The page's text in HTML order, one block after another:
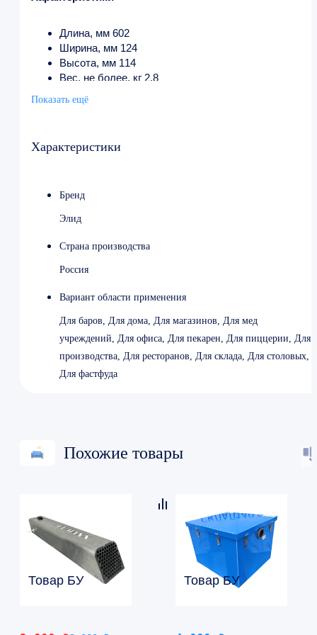
Длина, мм 602
Ширина, мм 124
Высота, мм 114
Вес, не более, кг 2,8
Тип рециркулятора закрытый
Укомплектование лампами да
Рекомендуемый объем помещения, м³ 20
Наличие таймера наработки ламп нет
Возможность облучения в присутствии людей есть
Показать ещё
Характеристики
Бренд
Элид
Страна производства
Россия
Вариант области применения
Для баров, Для дома, Для магазинов, Для мед
учреждений, Для офиса, Для пекарен, Для пиццерии, Для
производства, Для ресторанов, Для склада, Для столовых,
Для фастфуда
Похожие товары
Товар БУ Товар БУ